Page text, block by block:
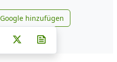
news.de zu Google
hinzufügen
auf Facebook
Teilen auf Whatsapp
Teilen auf Telegram
Pinterest
E-Mail teilen
Post auf X